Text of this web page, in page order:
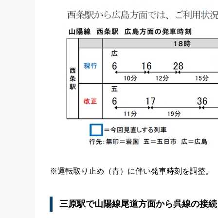
※運転取り止め（青）に伴い発車時刻を調整。
三原駅で山陽線尾道方面から呉線の接